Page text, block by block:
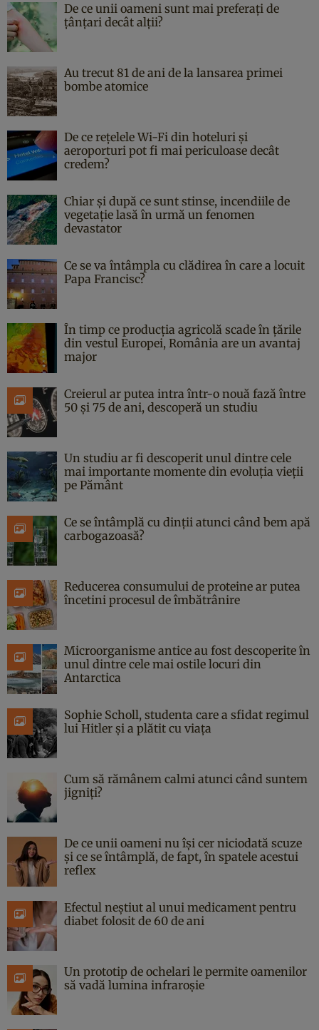
De ce unii oameni sunt mai preferați de
țânțari decât alții?
Au trecut 81 de ani de la lansarea primei
bombe atomice
De ce rețelele Wi-Fi din hoteluri și
aeroporturi pot fi mai periculoase decât
credem?
Chiar și după ce sunt stinse, incendiile de
vegetație lasă în urmă un fenomen
devastator
Ce se va întâmpla cu clădirea în care a locuit
Papa Francisc?
În timp ce producția agricolă scade în țările
din vestul Europei, România are un avantaj
major
Creierul ar putea intra într-o nouă fază între
50 și 75 de ani, descoperă un studiu
Un studiu ar fi descoperit unul dintre cele
mai importante momente din evoluția vieții
pe Pământ
Ce se întâmplă cu dinții atunci când bem apă
carbogazoasă?
Reducerea consumului de proteine ar putea
încetini procesul de îmbătrânire
Microorganisme antice au fost descoperite în
unul dintre cele mai ostile locuri din
Antarctica
Sophie Scholl, studenta care a sfidat regimul
lui Hitler și a plătit cu viața
Cum să rămânem calmi atunci când suntem
jigniți?
De ce unii oameni nu își cer niciodată scuze
și ce se întâmplă, de fapt, în spatele acestui
reflex
Efectul neștiut al unui medicament pentru
diabet folosit de 60 de ani
Un prototip de ochelari le permite oamenilor
să vadă lumina infraroșie